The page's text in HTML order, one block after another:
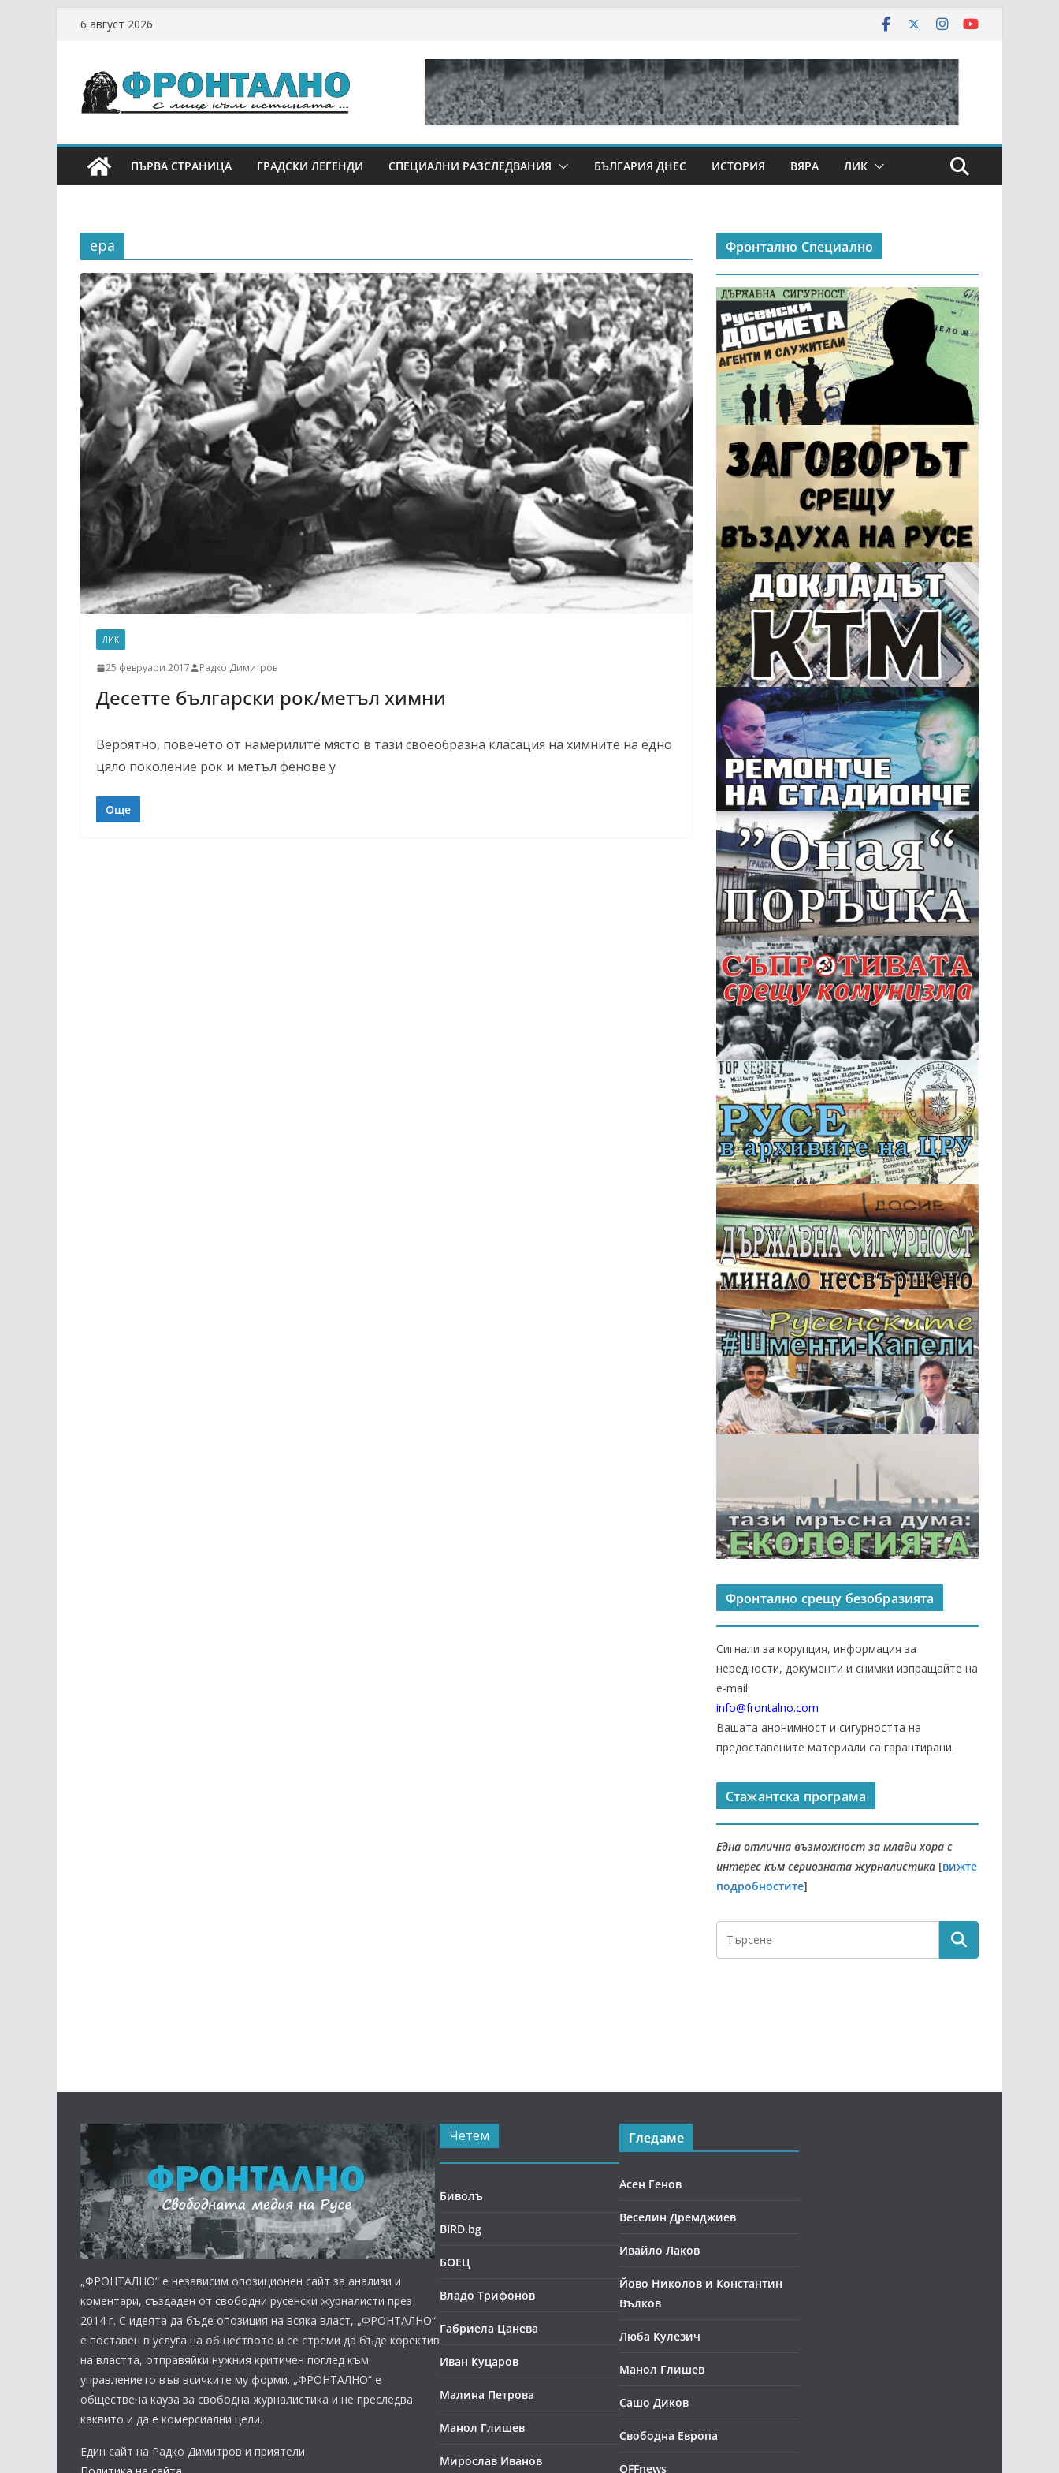
6 август 2026
ПЪРВА СТРАНИЦА ГРАДСКИ ЛЕГЕНДИ СПЕЦИАЛНИ РАЗСЛЕДВАНИЯ БЪЛГАРИЯ ДНЕС ИСТОРИЯ ВЯРА ЛИК
ера
ЛИК
25 февруари 2017 Радко Димитров
Десетте български рок/метъл химни
Вероятно, повечето от намерилите място в тази своеобразна класация на химните на едно
цяло поколение рок и метъл фенове у
Още
Фронтално Специално
Фронтално срещу безобразията
Сигнали за корупция, информация за
нередности, документи и снимки изпращайте на
е-mail:
info@frontalno.com
Вашата анонимност и сигурността на
предоставените материали са гарантирани.
Стажантска програма
Една отлична възможност за млади хора с
интерес към сериозната журналистика [вижте
подробностите]
„ФРОНТАЛНО“ е независим опозиционен сайт за анализи и
коментари, създаден от свободни русенски журналисти през
2014 г. С идеята да бъде опозиция на всяка власт, „ФРОНТАЛНО“
е поставен в услуга на обществото и се стреми да бъде коректив
на властта, отправяйки нужния критичен поглед към
управлението във всичките му форми. „ФРОНТАЛНО“ е
обществена кауза за свободна журналистика и не преследва
каквито и да е комерсиални цели.
Един сайт на Радко Димитров и приятели
Четем
Биволъ
BIRD.bg
БОЕЦ
Владо Трифонов
Габриела Цанева
Иван Куцаров
Малина Петрова
Манол Глишев
Мирослав Иванов
Гледаме
Асен Генов
Веселин Дремджиев
Ивайло Лаков
Йово Николов и Константин
Вълков
Люба Кулезич
Манол Глишев
Сашо Диков
Свободна Европа
OFFnews